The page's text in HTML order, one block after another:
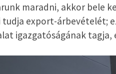
maradni, akkor bele
tudja export-árbevételét;
igazgatóságának